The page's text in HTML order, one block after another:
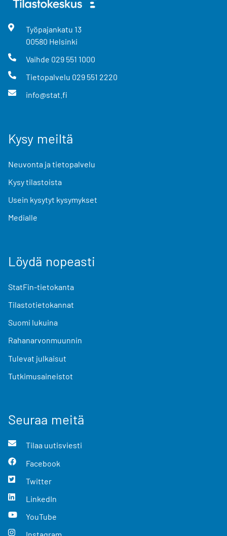
Työpajankatu 13
00580 Helsinki
Vaihde 029 551 1000
Tietopalvelu 029 551 2220
info@stat.fi
Kysy meiltä
Neuvonta ja tietopalvelu
Kysy tilastoista
Usein kysytyt kysymykset
Medialle
Löydä nopeasti
StatFin-tietokanta
Tilastotietokannat
Suomi lukuina
Rahanarvonmuunnin
Tulevat julkaisut
Tutkimusaineistot
Seuraa meitä
Tilaa uutisviesti
Facebook
Twitter
LinkedIn
YouTube